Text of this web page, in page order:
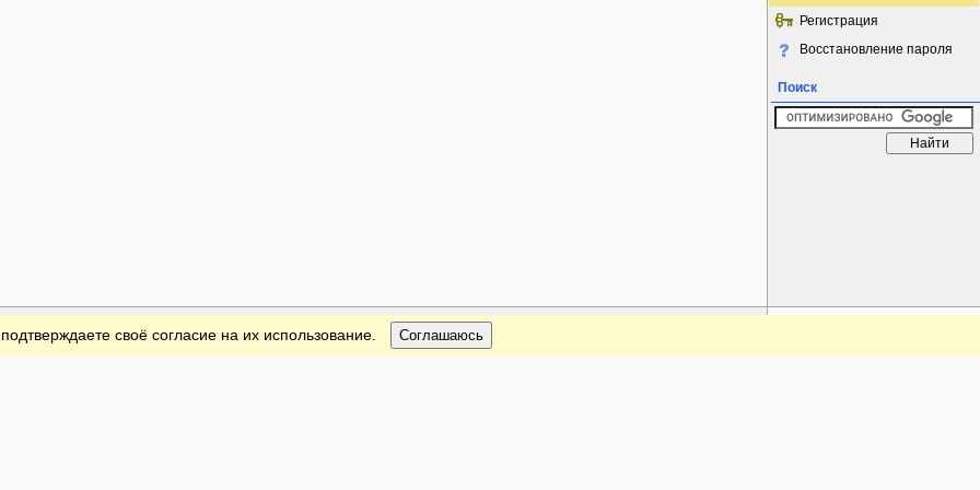
Регистрация
Восстановление пароля
Поиск
своё согласие на их использование. Соглашаюсь